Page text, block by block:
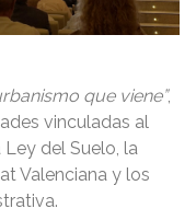
que viene”,
vinculadas al
del Suelo, la
Valenciana y los